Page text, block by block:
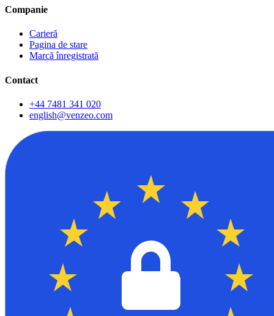
Companie
Carieră
Pagina de stare
Marcă înregistrată
Contact
+44 7481 341 020
english@venzeo.com